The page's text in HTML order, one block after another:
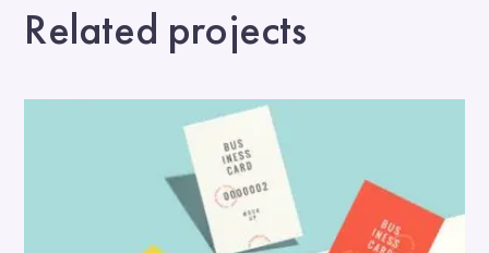
Related projects